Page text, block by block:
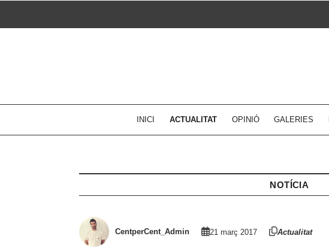
INICI ACTUALITAT OPINIÓ GALERIES
NOTÍCIA
CentperCent_Admin 21 març 2017 Actualitat